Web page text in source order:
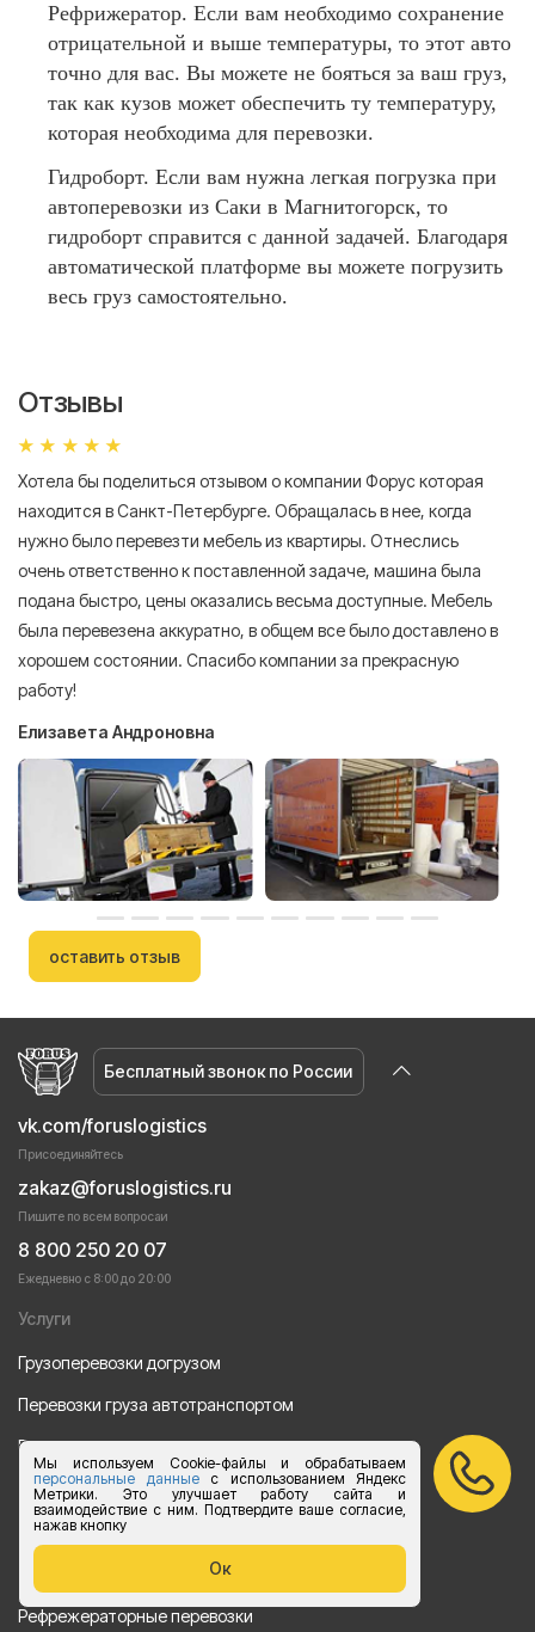
Мы используем Cookie-файлы и обрабатываем
персональные данныес использованием Яндекс
Метрики. Это улучшает работу сайта и
взаимодействие с ним. Подтвердите ваше согласие,
нажав кнопку
Ок
Рефрижератор. Если вам необходимо сохранение
отрицательной и выше температуры, то этот авто
точно для вас. Вы можете не бояться за ваш груз,
так как кузов может обеспечить ту температуру,
которая необходима для перевозки.
Гидроборт. Если вам нужна легкая погрузка при
автоперевозки из Саки в Магнитогорск, то
гидроборт справится с данной задачей. Благодаря
автоматической платформе вы можете погрузить
весь груз самостоятельно.
Отзывы
Хотела бы поделиться отзывом о компании Форус которая
находится в Санкт-Петербурге. Обращалась в нее, когда
нужно было перевезти мебель из квартиры. Отнеслись
очень ответственно к поставленной задаче, машина была
подана быстро, цены оказались весьма доступные. Мебель
была перевезена аккуратно, в общем все было доставлено в
хорошем состоянии. Спасибо компании за прекрасную
работу!
Елизавета Андроновна
оставить отзыв
Бесплатный звонок по России
vk.com/foruslogistics
Присоединяйтесь
zakaz@foruslogistics.ru
Пишите по всем вопросаи
8 800 250 20 07
Ежедневно с 8:00 до 20:00
Услуги
Грузоперевозки догрузом
Перевозки груза автотранспортом
Перевозки строительных материалов
Перевозка оборудования
Перевозка продуктов питания
Рефрежераторные перевозки